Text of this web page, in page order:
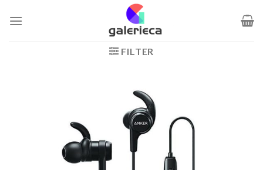
Inhalt
FILTER